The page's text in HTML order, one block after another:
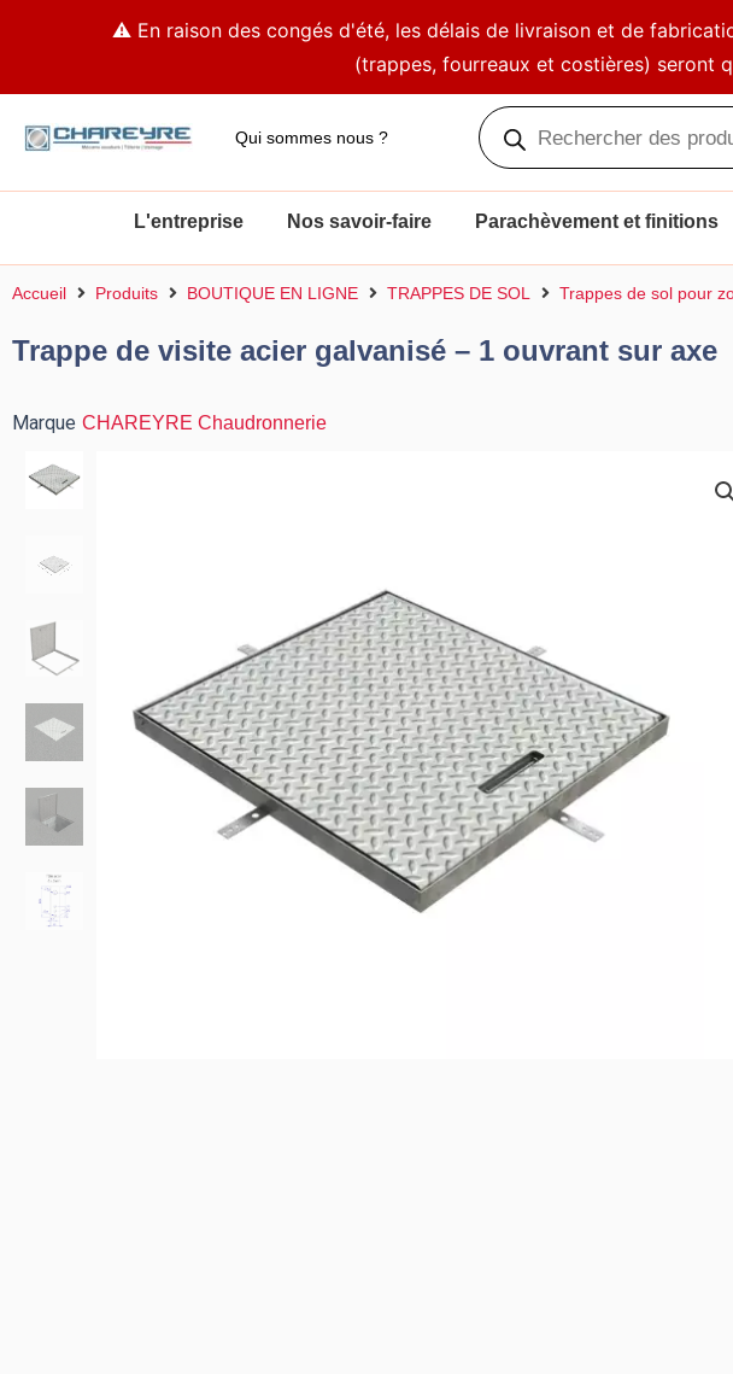
⚠️ En raison des congés d'été, les délais de livraison et de
(trappes, fourreaux et costières) seront
Qui sommes nous ?
Recherche
de
produits
L'entreprise Nos savoir-faire Parachèvement et finitions
Accueil Produits BOUTIQUE EN LIGNE TRAPPES DE SOL Trappes de sol pour
Trappe de visite acier galvanisé – 1 ouvrant sur axe
Marque CHAREYRE Chaudronnerie